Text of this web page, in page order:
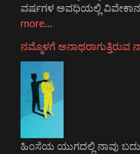
ವರ್ಷಗಳ ಅವಧಿಯಲ್ಲಿ
more…
ನಮ್ಮೊಳಗೆ ಅನಾಥರಾಗುತ್ತಿರುವ
ಹಿಂಸೆಯ ಯುಗದಲ್ಲಿ ನಾವು